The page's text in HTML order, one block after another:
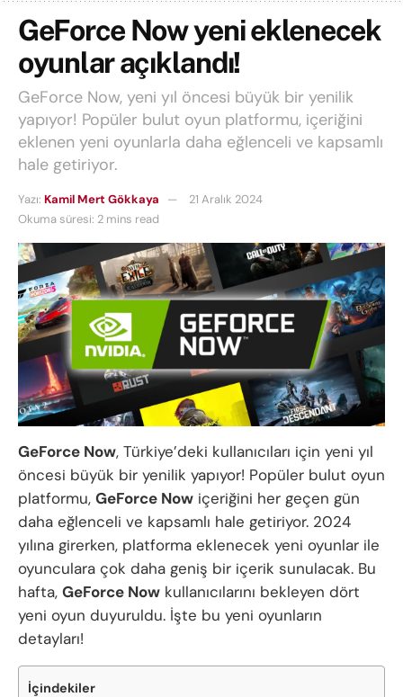
GeForce Now yeni eklenecek
oyunlar açıklandı!
GeForce Now, yeni yıl öncesi büyük bir yenilik
yapıyor! Popüler bulut oyun platformu, içeriğini
eklenen yeni oyunlarla daha eğlenceli ve kapsamlı
hale getiriyor.
Yazı: Kamil Mert Gökkaya
21 Aralık 2024
Okuma süresi: 2 mins read
GeForce Now, Türkiye’deki kullanıcıları için yeni yıl
öncesi büyük bir yenilik yapıyor! Popüler bulut oyun
platformu, GeForce Now içeriğini her geçen gün
daha eğlenceli ve kapsamlı hale getiriyor. 2024
yılına girerken, platforma eklenecek yeni oyunlar ile
oyunculara çok daha geniş bir içerik sunulacak. Bu
hafta, GeForce Now kullanıcılarını bekleyen dört
yeni oyun duyuruldu. İşte bu yeni oyunların
detayları!
İçindekiler